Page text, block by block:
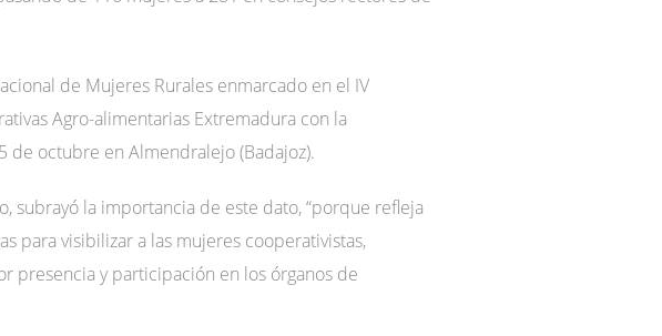
de Mujeres Rurales enmarcado en el IV
Agro-alimentarias Extremadura con la
de octubre en Almendralejo (Badajoz).
subrayó la importancia de este dato, “porque refleja
para visibilizar a las mujeres cooperativistas,
presencia y participación en los órganos de